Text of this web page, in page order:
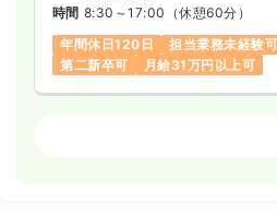
時間 8:30～17:00 （休憩60分）
年間休日120日
担当業務未経験可
第二新卒可
月給31万円以上可